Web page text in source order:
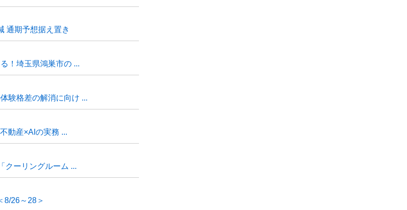
通期予想据え置き
！埼玉県鴻巣市の ...
験格差の解消に向け ...
動産×AIの実務 ...
クーリングルーム ...
8/26～28＞